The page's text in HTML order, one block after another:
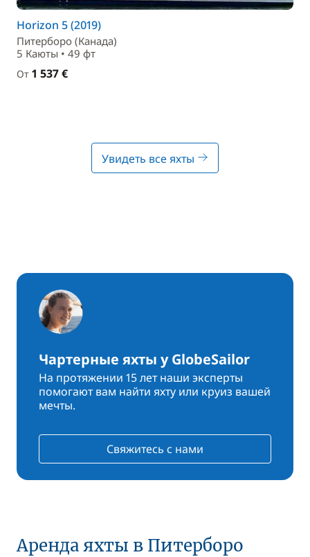
Horizon 5 (2019)
Питерборо (Канада)
5 Каюты • 49 фт
От 1 537 €
Увидеть все яхты
Чартерные яхты у GlobeSailor
На протяжении 15 лет наши эксперты
помогают вам найти яхту или круиз вашей
мечты.
Свяжитесь с нами
Аренда яхты в Питерборо